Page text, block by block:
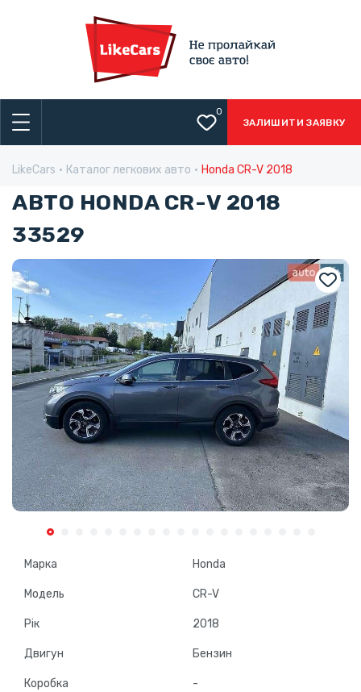
0
ЗАЛИШИТИ ЗАЯВКУ
LikeCars Каталог легкових авто Honda CR-V 2018
АВТО HONDA CR-V 2018
33529
Марка Honda
Модель CR-V
Рік 2018
Двигун Бензин
Коробка -